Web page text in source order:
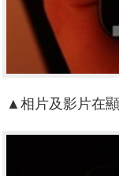
▲相片及影片在